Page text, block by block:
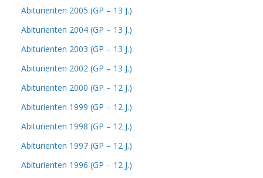
Abiturienten 2005 (GP – 13 J.)
Abiturienten 2004 (GP – 13 J.)
Abiturienten 2003 (GP – 13 J.)
Abiturienten 2002 (GP – 13 J.)
Abiturienten 2000 (GP – 12 J.)
Abiturienten 1999 (GP – 12 J.)
Abiturienten 1998 (GP – 12 J.)
Abiturienten 1997 (GP – 12 J.)
Abiturienten 1996 (GP – 12 J.)